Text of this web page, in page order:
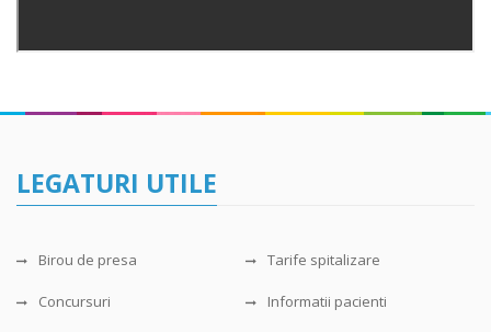
LEGATURI UTILE
Birou de presa Tarife spitalizare
Concursuri Informatii pacienti